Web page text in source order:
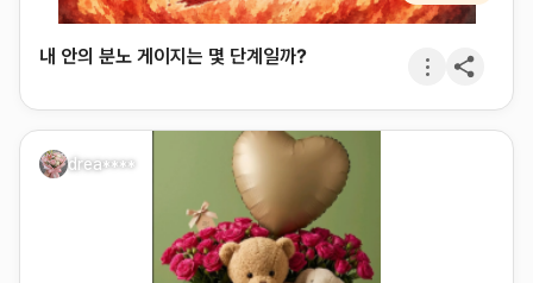
내 안의 분노 게이지는 몇 단계일까?
drea****